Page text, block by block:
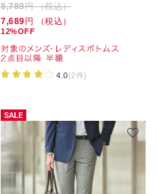
8,789円 （税込）
7,689円 （税込）
12%OFF
4.0(2件)